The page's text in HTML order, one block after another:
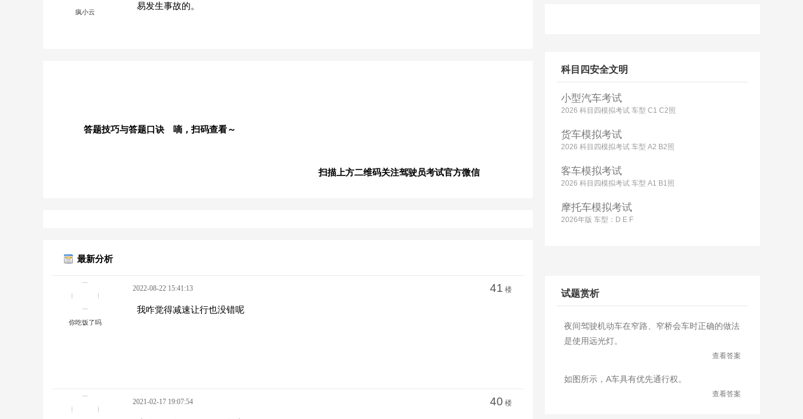
疯小云
易发生事故的。
答题技巧与答题口诀 嘀，扫码查看～
扫描上方二维码关注驾驶员考试官方微信
最新分析
你吃饭了吗
2022-08-22 15:41:13 41 楼
我咋觉得减速让行也没错呢
2021-02-17 19:07:54 40 楼
科目四安全文明
小型汽车考试
2026 科目四模拟考试 车型 C1 C2照
货车模拟考试
2026 科目四模拟考试 车型 A2 B2照
客车模拟考试
2026 科目四模拟考试 车型 A1 B1照
摩托车模拟考试
2026年版 车型：D E F
试题赏析
夜间驾驶机动车在窄路、窄桥会车时正确的做法
是使用远光灯。
查看答案
如图所示，A车具有优先通行权。
查看答案